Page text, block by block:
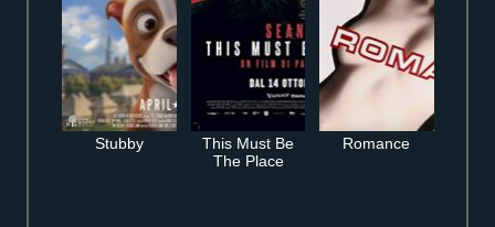
Stubby
This Must Be
The Place
Romance